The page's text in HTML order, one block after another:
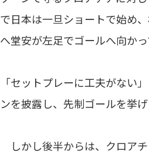
で日本は一旦ショートで始め
へ堂安が左足でゴールへ向か
「セットプレーに工夫がない
ンを披露し、先制ゴールを挙
しかし後半からは、クロア